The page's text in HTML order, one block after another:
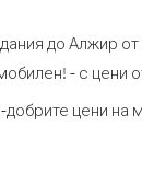
до Алжир
- с цени
добрите цени